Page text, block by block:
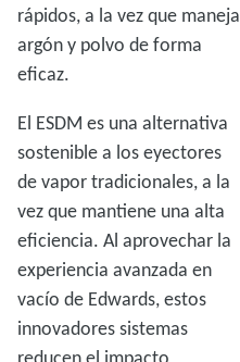
rápidos, a la vez que maneja
argón y polvo de forma
eficaz.
El ESDM es una alternativa
sostenible a los eyectores
de vapor tradicionales, a la
vez que mantiene una alta
eficiencia. Al aprovechar la
experiencia avanzada en
vacío de Edwards, estos
innovadores sistemas